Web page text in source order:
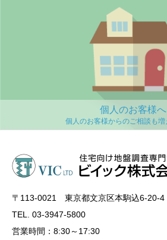
個人のお客様へ
〒113‐0021 東京都文京区本駒込6-20-4
TEL. 03-3947-5800
営業時間：8:30～17:30